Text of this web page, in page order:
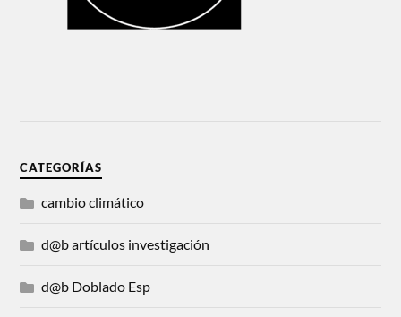
CATEGORÍAS
cambio climático
d@b artículos investigación
d@b Doblado Esp